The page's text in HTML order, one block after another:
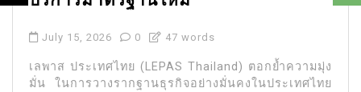
July 15, 2026 0 47 words
เลพาส ประเทศไทย (LEPAS Thailand) ตอกย้ำความมุ่ง
มั่น ในการวางรากฐานธุรกิจอย่างมั่นคงในประเทศไทย